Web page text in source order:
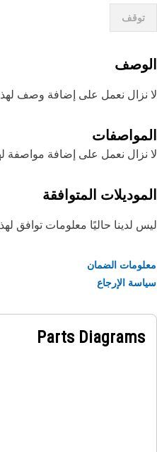
توقف
نزال نعمل على إضافة وصف لهذه
نعمل على إضافة مواصفة
المتوافقة
لدينا حاليًا معلومات توافق لهذه
الضمان
الإرجاع
Parts Diagrams